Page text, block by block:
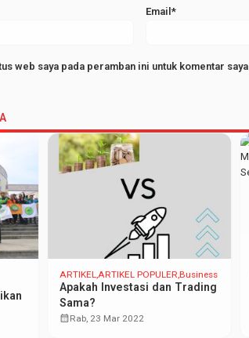
Email*
web saya pada peramban ini untuk komentar
ARTIKELARTIKEL POPULERBusiness
Apakah Investasi dan Trading
Sama?
calendar_monthRab, 23 Mar 2022